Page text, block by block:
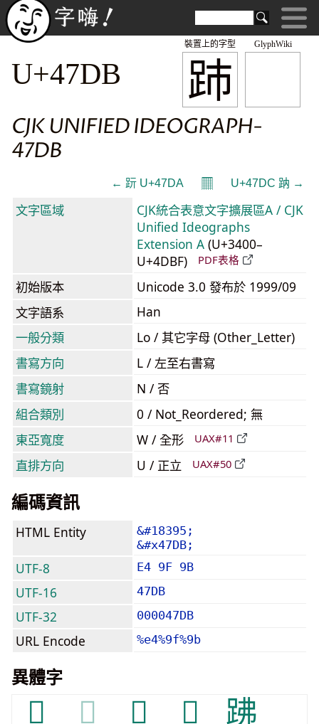
GlyphWiki
䟛
裝置上的字型
U+47DB
CJK UNIFIED IDEOGRAPH-
47DB
← 䟚 U+47DA 𝄜 U+47DC 䟜 →
文字區域
CJK統合表意文字擴展區A / CJK
Unified Ideographs
Extension A (U+3400–
U+4DBF)
PDF表格
初始版本
Unicode 3.0 發布於 1999/09
文字語系
Han
一般分類
Lo / 其它字母 (Other_Letter)
書寫方向
L / 左至右書寫
書寫鏡射
N / 否
組合類別
0 / Not_Reordered; 無
東亞寬度
W / 全形 UAX#11
直排方向 U / 正立 UAX#50
編碼資訊
HTML Entity
&#18395;
&#x47DB;
UTF-8 E4 9F 9B
UTF-16 47DB
UTF-32 000047DB
URL Encode %e4%9f%9b
異體字
𧺡 𧺡 𧺺 𧿲 𧿳